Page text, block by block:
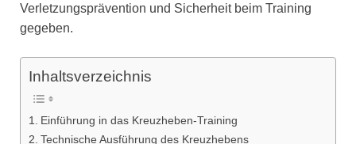
Verletzungsprävention und Sicherheit beim Training
gegeben.
Inhaltsverzeichnis
Einführung in das Kreuzheben-Training
Technische Ausführung des Kreuzhebens